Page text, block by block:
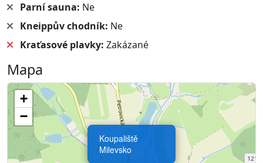
Parní sauna: Ne
Kneippův chodník: Ne
Kraťasové plavky: Zakázané
Mapa
Koupaliště
Milevsko
+
−